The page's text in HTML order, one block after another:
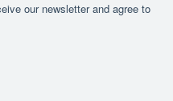
our newsletter and agree to